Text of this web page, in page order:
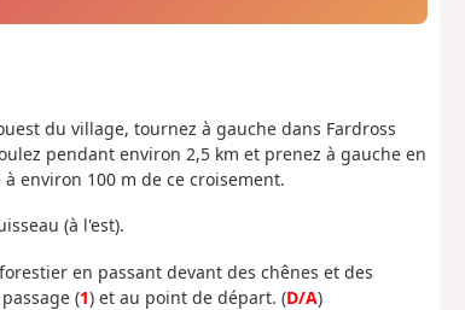
du village, tournez à gauche dans Fardross
pendant environ 2,5 km et prenez à gauche en
environ 100 m de ce croisement.
(à l'est).
en passant devant des chênes et des
(1) et au point de départ. (D/A)